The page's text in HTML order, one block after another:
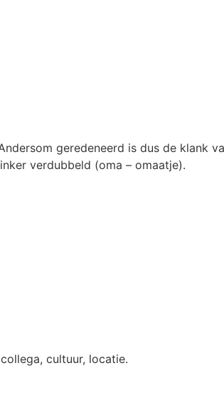
geredeneerd is dus de klank
verdubbeld (oma – omaatje).
cultuur, locatie.